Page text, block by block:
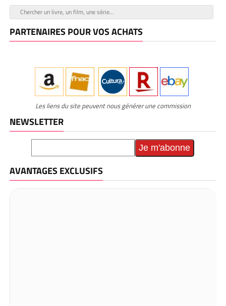
PARTENAIRES POUR VOS ACHATS
Les liens du site peuvent nous générer une commission
NEWSLETTER
AVANTAGES EXCLUSIFS